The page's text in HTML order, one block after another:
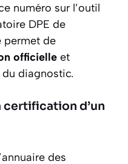
numéro sur l’outil
DPE de
permet de
officielle et
diagnostic.
d’un
des